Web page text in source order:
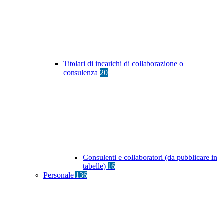
Titolari di incarichi di collaborazione o
consulenza 20
Consulenti e collaboratori (da pubblicare in
tabelle) 16
Personale 136